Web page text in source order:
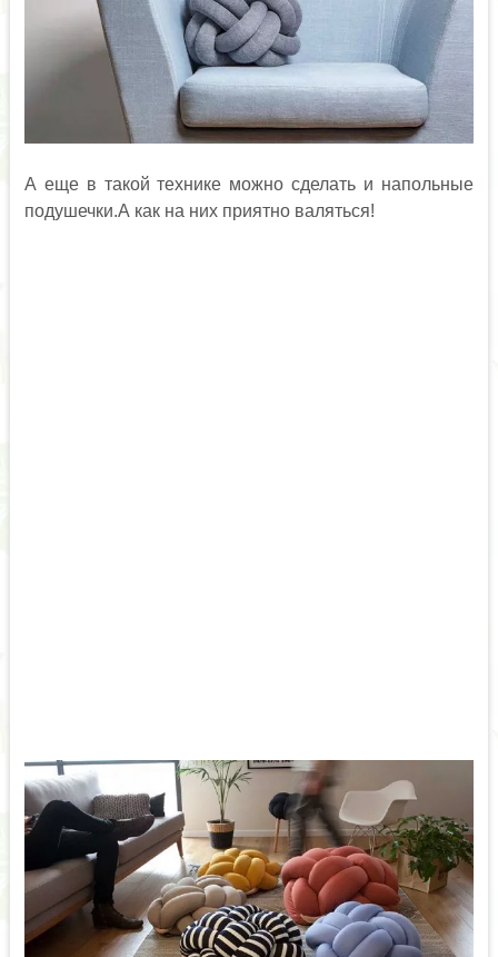
А еще в такой технике можно сделать и напольные
подушечки.А как на них приятно валяться!